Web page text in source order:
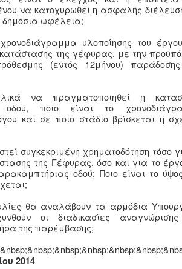
να κατοχυρωθεί η ασφαλής
δημόσια ωφέλεια;
υλοποίησης του
της γέφυρας, με την
(εντός 12μήνου)
να πραγματοποιηθεί η
οδού, ποιο είναι το
και σε ποιο στάδιο βρίσκεται η
συγκεκριμένη χρηματοδότηση τόσο
της Γέφυρας, όσο και για το
οδού; Ποιο είναι το
θα αναλάβουν τα αρμόδια
οι διαδικασίες
της παρέμβασης;
2014